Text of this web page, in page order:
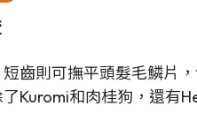
齒則可撫平頭髮毛鱗片
Kuromi和肉桂狗，還有